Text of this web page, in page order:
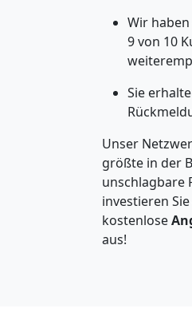
Wir
9 von 10
Sie
Unser
größte in der
unschlagbare
investieren
kostenlose
aus!